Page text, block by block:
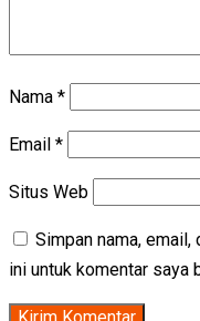
Nama *
Email *
Situs Web
Simpan nama,
ini untuk komentar saya